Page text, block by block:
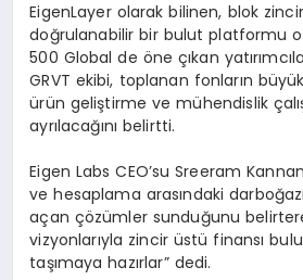
EigenLayer olarak bilinen, blok
doğrulanabilir bir bulut platformu
500 Global de öne çıkan
GRVT ekibi, toplanan fonların
ürün geliştirme ve mühendislik
ayrılacağını belirtti.
Eigen Labs CEO’su Sreeram
ve hesaplama arasındaki
açan çözümler sunduğunu
vizyonlarıyla zincir üstü finansı
taşımaya hazırlar” dedi.